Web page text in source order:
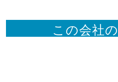
この会社